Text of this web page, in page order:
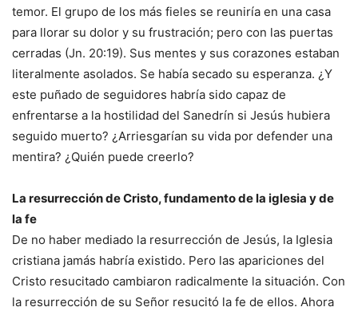
temor. El grupo de los más fieles se reuniría en una casa
para llorar su dolor y su frustración; pero con las puertas
cerradas (Jn. 20:19). Sus mentes y sus corazones estaban
literalmente asolados. Se había secado su esperanza. ¿Y
este puñado de seguidores habría sido capaz de
enfrentarse a la hostilidad del Sanedrín si Jesús hubiera
seguido muerto? ¿Arriesgarían su vida por defender una
mentira? ¿Quién puede creerlo?
La resurrección de Cristo, fundamento de la iglesia y de
la fe
De no haber mediado la resurrección de Jesús, la Iglesia
cristiana jamás habría existido. Pero las apariciones del
Cristo resucitado cambiaron radicalmente la situación. Con
la resurrección de su Señor resucitó la fe de ellos. Ahora